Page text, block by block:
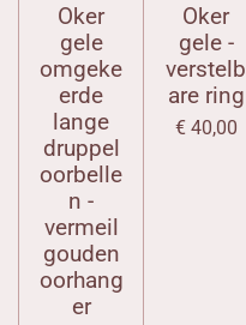
Oker
gele
omgeke
erde
lange
druppel
oorbelle
n -
vermeil
gouden
oorhang
er
Oker
gele -
verstelb
are ring
€ 40,00